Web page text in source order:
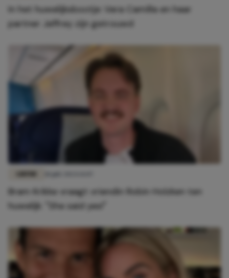
In het huwelijksbootje: Vera Camilla en haar
partner Jeffrey zijn getrouwd
Bram Krikke vraagt vriendin Robin Holzken ten
huwelijk: "She said yes!"